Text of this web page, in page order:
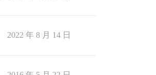
2022 年 8 月 14 日